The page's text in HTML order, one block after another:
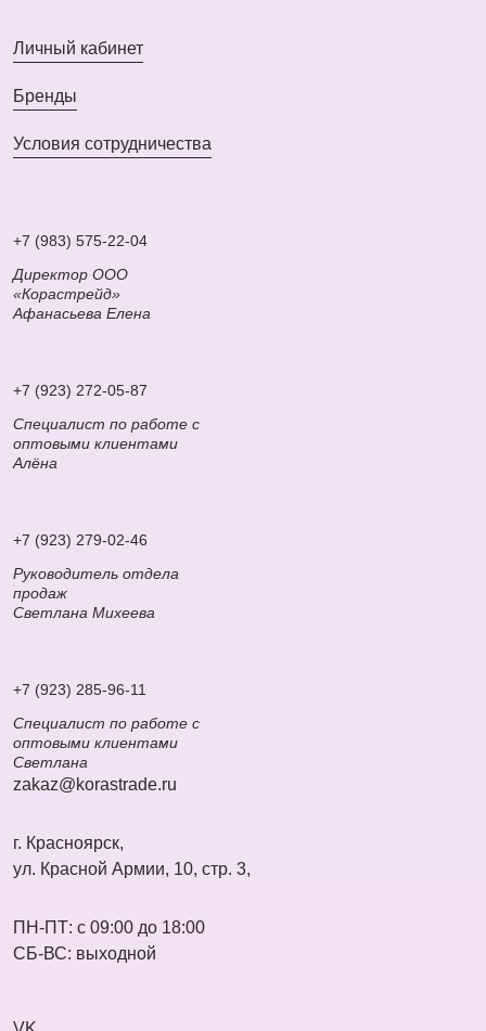
Личный кабинет
Бренды
Условия сотрудничества
+7 (983) 575-22-04
Директор ООО
«Корастрейд»
Афанасьева Елена
+7 (923) 272-05-87
Специалист по работе с
оптовыми клиентами
Алёна
+7 (923) 279-02-46
Руководитель отдела
продаж
Светлана Михеева
+7 (923) 285-96-11
Специалист по работе с
оптовыми клиентами
Светлана
zakaz@korastrade.ru
г. Красноярск,
ул. Красной Армии, 10, стр. 3,
ПН-ПТ: с 09:00 до 18:00
СБ-ВС: выходной